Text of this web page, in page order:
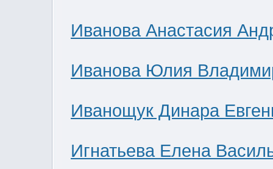
Иванова Анастасия
Иванова Юлия
Иванощук Динара
Игнатьева Елена